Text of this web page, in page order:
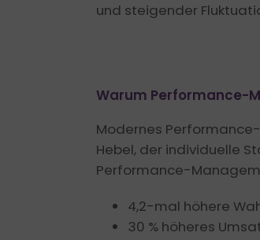
und steigender
Warum Performance-
Modernes
Hebel, der individuelle
Performance-
4,2-mal höhere
30 % höheres